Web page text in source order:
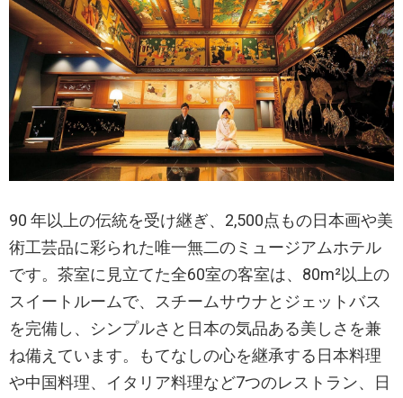
90 年以上の伝統を受け継ぎ、2,500点もの日本画や美
術工芸品に彩られた唯一無二のミュージアムホテル
です。茶室に見立てた全60室の客室は、80m²以上の
スイートルームで、スチームサウナとジェットバス
を完備し、シンプルさと日本の気品ある美しさを兼
ね備えています。もてなしの心を継承する日本料理
や中国料理、イタリア料理など7つのレストラン、日